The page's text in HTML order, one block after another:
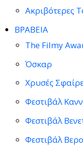
Ακριβότερες
ΒΡΑΒΕΙΑ
The Filmy
Όσκαρ
Χρυσές
Φεστιβάλ
Φεστιβάλ
Φεστιβάλ